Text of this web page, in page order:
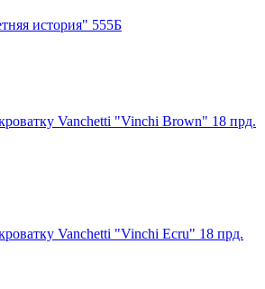
история" 555Б
Vanchetti "Vinchi Brown" 18 прд.
Vanchetti "Vinchi Ecru" 18 прд.